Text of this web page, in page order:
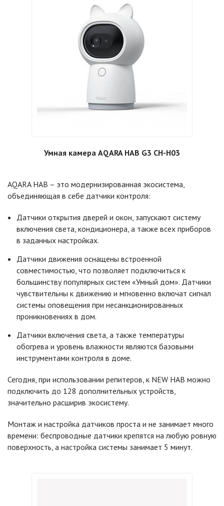
Умная камера AQARA HAB G3 CH-H03
AQARA HAB – это модернизированная экосистема,
объединяющая в себе датчики контроля:
Датчики открытия дверей и окон, запускают систему
включения света, кондиционера, а также всех приборов
в заданных настройках.
Датчики движения оснащены встроенной
совместимостью, что позволяет подключиться к
большинству популярных систем «Умный дом». Датчики
чувствительны к движению и мгновенно включат сигнал
системы оповещения при несанкционированных
проникновениях в дом.
Датчики включения света, а также температуры
обогрева и уровень влажности являются базовыми
инструментами контроля в доме.
Сегодня, при использовании репитеров, к NEW HAB можно
подключить до 128 дополнительных устройств,
значительно расширив экосистему.
Монтаж и настройка датчиков проста и не занимает много
времени: беспроводные датчики крепятся на любую ровную
поверхность, а настройка системы занимает 5 минут.